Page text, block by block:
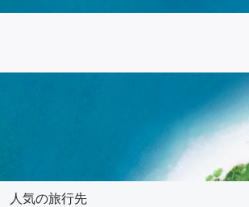
人気の旅行先